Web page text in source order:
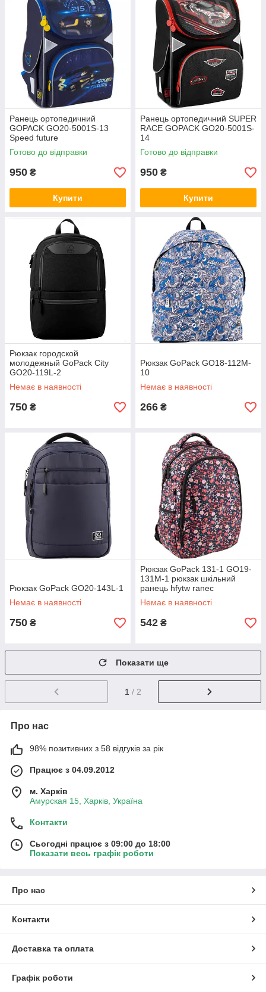
Ранець ортопедичний
GOPACK GO20-5001S-13
Speed future
Готово до відправки
950 ₴
Купити
Ранець ортопедичний SUPER
RACE GOPACK GO20-5001S-
14
Готово до відправки
950 ₴
Купити
Рюкзак городской
молодежный GoPack Сity
GO20-119L-2
Немає в наявності
750 ₴
Рюкзак GoPack GO18-112M-
10
Немає в наявності
266 ₴
Рюкзак GoPack GO20-143L-1
Немає в наявності
750 ₴
Рюкзак GoPack 131-1 GO19-
131M-1 рюкзак шкільний
ранець hfytw ranec
Немає в наявності
542 ₴
Показати ще
1 / 2
Про нас
98% позитивних з 58 відгуків за рік
Працює з 04.09.2012
м. Харків
Амурская 15, Харків, Україна
Контакти
Сьогодні працює з 09:00 до 18:00
Показати весь графік роботи
Про нас
Контакти
Доставка та оплата
Графік роботи